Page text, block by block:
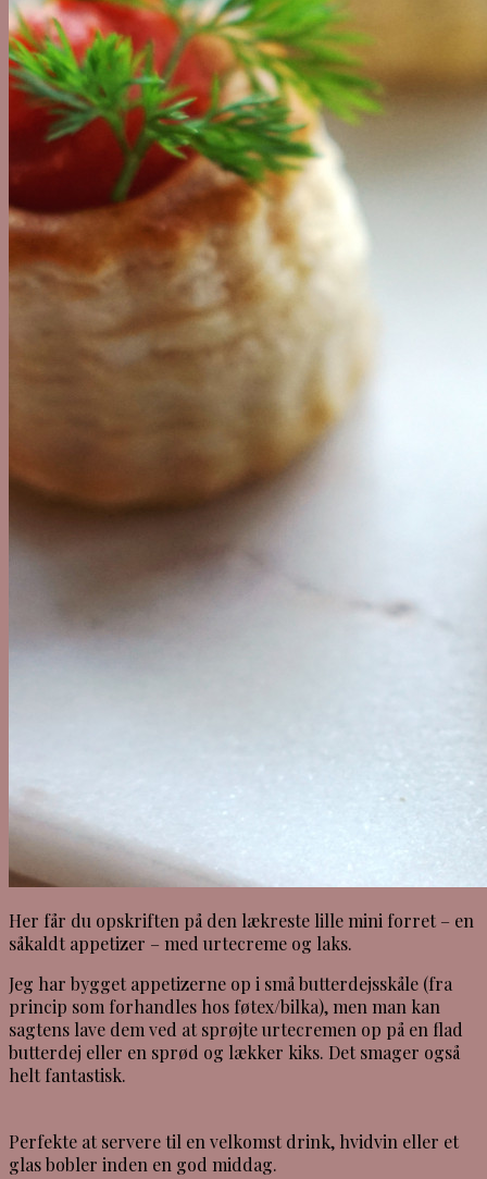
Her får du opskriften på den lækreste lille mini forret – en
såkaldt appetizer – med urtecreme og laks.
Jeg har bygget appetizerne op i små butterdejsskåle (fra
princip som forhandles hos føtex/bilka), men man kan
sagtens lave dem ved at sprøjte urtecremen op på en flad
butterdej eller en sprød og lækker kiks. Det smager også
helt fantastisk.
Perfekte at servere til en velkomst drink, hvidvin eller et
glas bobler inden en god middag.